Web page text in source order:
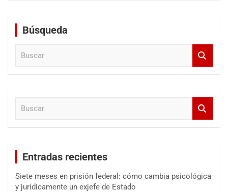
Búsqueda
Entradas recientes
Siete meses en prisión federal: cómo cambia psicológica
y jurídicamente un exjefe de Estado